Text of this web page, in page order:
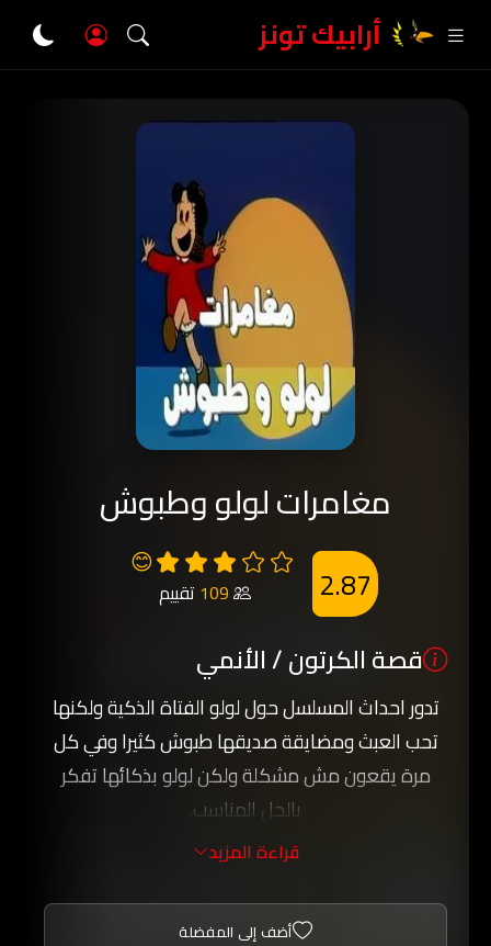
أرابيك تونز
مغامرات لولو وطبوش
😊
109 تقييم 2.87
قصة الكرتون / الأنمي
تدور احداث المسلسل حول لولو الفتاة الذكية ولكنها
تحب العبث ومضايقة صديقها طبوش كثيرا وفي كل
مرة يقعون مش مشكلة ولكن لولو بذكائها تفكر
بالحل المناسب.
الكثير من المغامرات وفي النهاية تكون عبرة ونصيحة
والكثير من المغامرات.
قراءة المزيد
أضف إلى المفضلة